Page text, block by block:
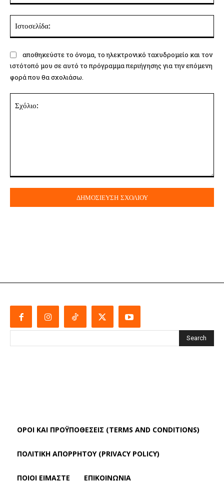
αποθηκεύστε το όνομα, το ηλεκτρονικό ταχυδρομείο και τον
ιστότοπό μου σε αυτό το πρόγραμμα περιήγησης για την επόμενη
φορά που θα σχολιάσω.
Search
ΌΡΟΙ ΚΑΙ ΠΡΟΫΠΟΘΈΣΕΙΣ (TERMS AND CONDITIONS)
ΠΟΛΙΤΙΚΗ ΑΠΟΡΡΗΤΟΥ (PRIVACY POLICY)
ΠΟΙΟΙ ΕΙΜΑΣΤΕ ΕΠΙΚΟΙΝΩΝΙΑ